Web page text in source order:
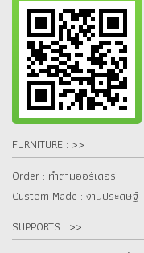
FURNITURE : >>
Order : ทำตามออร์เดอร์
Custom Made : งานประดิษฐ์
SUPPORTS : >>